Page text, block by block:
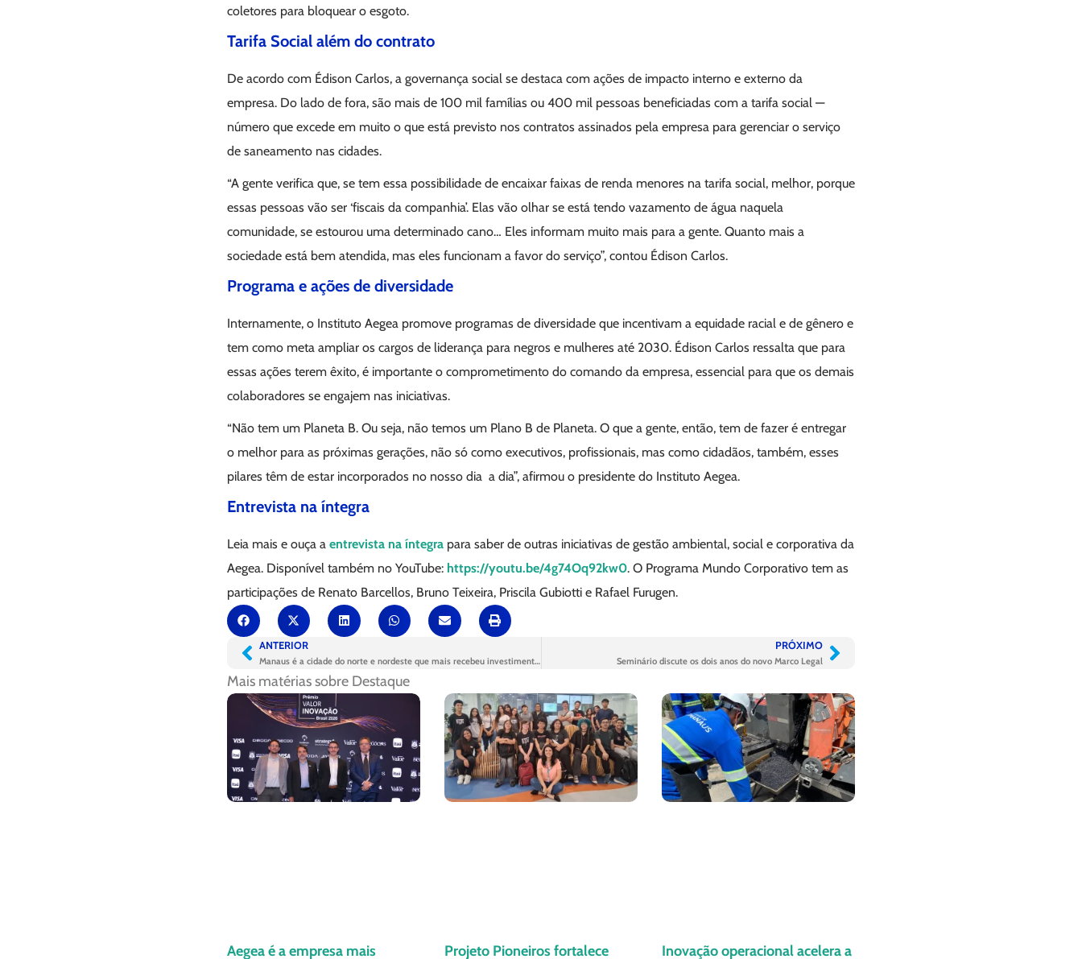
coletores para bloquear o esgoto.
Tarifa Social além do contrato
De acordo com Édison Carlos, a governança social se destaca com ações de impacto interno e externo da
empresa. Do lado de fora, são mais de 100 mil famílias ou 400 mil pessoas beneficiadas com a tarifa social —
número que excede em muito o que está previsto nos contratos assinados pela empresa para gerenciar o serviço
de saneamento nas cidades.
“A gente verifica que, se tem essa possibilidade de encaixar faixas de renda menores na tarifa social, melhor, porque
essas pessoas vão ser ‘fiscais da companhia’. Elas vão olhar se está tendo vazamento de água naquela
comunidade, se estourou uma determinado cano… Eles informam muito mais para a gente. Quanto mais a
sociedade está bem atendida, mas eles funcionam a favor do serviço”, contou Édison Carlos.
Programa e ações de diversidade
Internamente, o Instituto Aegea promove programas de diversidade que incentivam a equidade racial e de gênero e
tem como meta ampliar os cargos de liderança para negros e mulheres até 2030. Édison Carlos ressalta que para
essas ações terem êxito, é importante o comprometimento do comando da empresa, essencial para que os demais
colaboradores se engajem nas iniciativas.
“Não tem um Planeta B. Ou seja, não temos um Plano B de Planeta. O que a gente, então, tem de fazer é entregar
o melhor para as próximas gerações, não só como executivos, profissionais, mas como cidadãos, também, esses
pilares têm de estar incorporados no nosso dia a dia”, afirmou o presidente do Instituto Aegea.
Entrevista na íntegra
Leia mais e ouça a entrevista na íntegra para saber de outras iniciativas de gestão ambiental, social e corporativa da
Aegea. Disponível também no YouTube: https://youtu.be/4g74Oq92kw0. O Programa Mundo Corporativo tem as
participações de Renato Barcellos, Bruno Teixeira, Priscila Gubiotti e Rafael Furugen.
ANTERIOR
Manaus é a cidade do norte e nordeste que mais recebeu investimentos
PRÓXIMO
Seminário discute os dois anos do novo Marco Legal
Mais matérias sobre Destaque
Aegea é a empresa mais Projeto Pioneiros fortalece Inovação operacional acelera a